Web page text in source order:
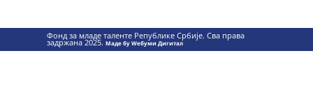
Фонд за младе таленте Републике Србије. Сва права
задржана 2025.Маде бy Wебуми Дигитал